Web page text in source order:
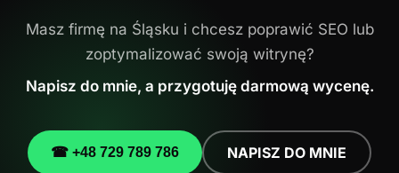
Masz firmę na Śląsku i chcesz poprawić SEO lub
zoptymalizować swoją witrynę?
Napisz do mnie, a przygotuję darmową wycenę.
☎ +48 729 789 786 NAPISZ DO MNIE